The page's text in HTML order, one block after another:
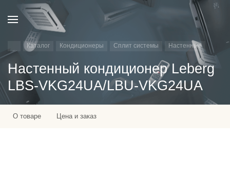
Каталог Кондиционеры Сплит системы Настенные
Настенный кондиционер Leberg
LBS-VKG24UA/LBU-VKG24UA
О товаре Цена и заказ